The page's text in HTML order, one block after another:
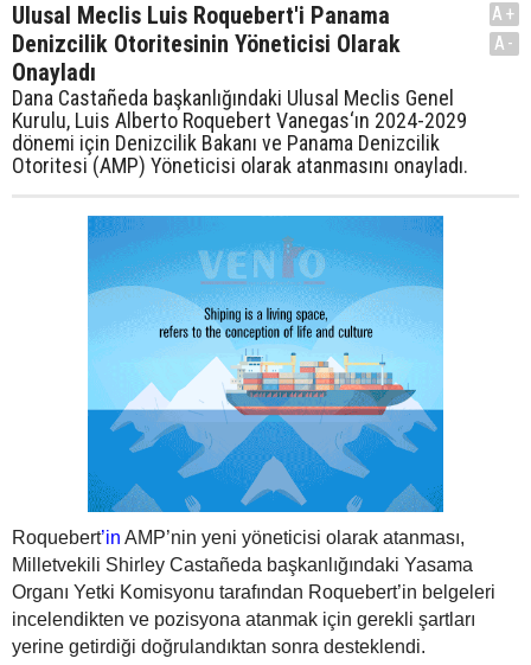
Ulusal Meclis Luis Roquebert'i Panama
Denizcilik Otoritesinin Yöneticisi Olarak
Onayladı
Dana Castañeda başkanlığındaki Ulusal Meclis Genel
Kurulu, Luis Alberto Roquebert Vanegas‘ın 2024-2029
dönemi için Denizcilik Bakanı ve Panama Denizcilik
Otoritesi (AMP) Yöneticisi olarak atanmasını onayladı.
A+
A-
Roquebert’in AMP’nin yeni yöneticisi olarak atanması,
Milletvekili Shirley Castañeda başkanlığındaki Yasama
Organı Yetki Komisyonu tarafından Roquebert’in belgeleri
incelendikten ve pozisyona atanmak için gerekli şartları
yerine getirdiği doğrulandıktan sonra desteklendi.